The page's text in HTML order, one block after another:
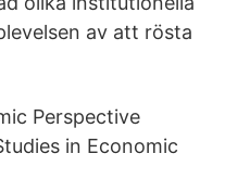
av att rösta
Perspective
in Economic